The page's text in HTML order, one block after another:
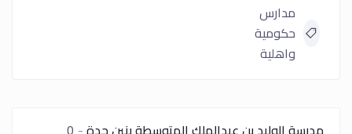
مدارس
حكومية
واهلية